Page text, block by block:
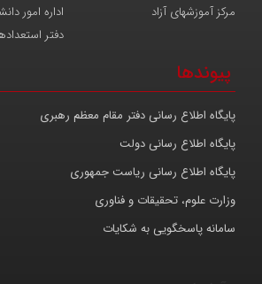
اداره امور
مرکز آموزشهای آزاد
دفتر
پیوندها
پایگاه اطلاع رسانی دفتر مقام معظم رهبری
پایگاه اطلاع رسانی دولت
پایگاه اطلاع رسانی ریاست جمهوری
وزارت علوم، تحقیقات و فناوری
سامانه پاسخگویی به شکایات